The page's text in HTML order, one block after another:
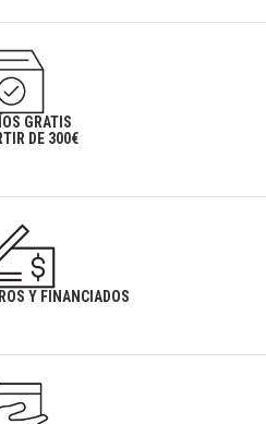
GRATIS
DE 300€
Y FINANCIADOS